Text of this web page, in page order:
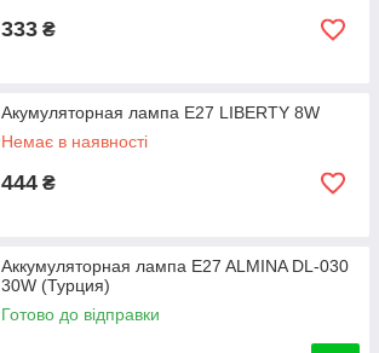
333 ₴
Акумуляторная лампа E27 LIBERTY 8W
Немає в наявності
444 ₴
Аккумуляторная лампа E27 ALMINA DL-030
30W (Турция)
Готово до відправки